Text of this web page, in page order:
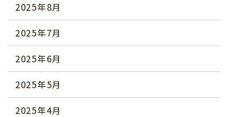
2025年8月
2025年7月
2025年6月
2025年5月
2025年4月